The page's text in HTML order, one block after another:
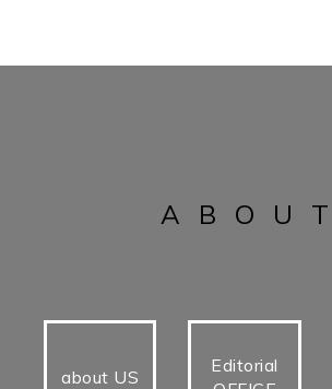
ABOUT
about US
Editorial